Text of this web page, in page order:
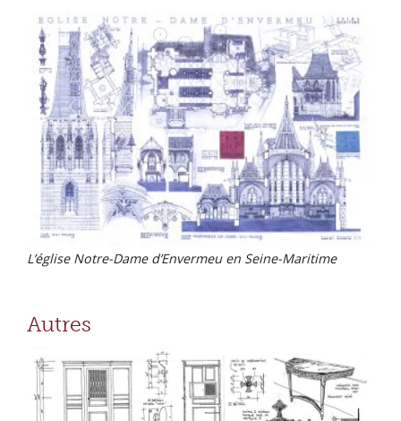
L’église Notre-Dame d’Envermeu en Seine-Maritime
Autres